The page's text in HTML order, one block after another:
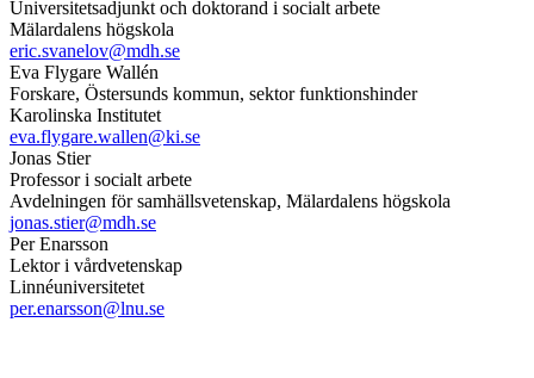
Universitetsadjunkt och doktorand i socialt arbete
Mälardalens högskola
eric.svanelov@mdh.se
Eva Flygare Wallén
Forskare, Östersunds kommun, sektor funktionshinder
Karolinska Institutet
eva.flygare.wallen@ki.se
Jonas Stier
Professor i socialt arbete
Avdelningen för samhällsvetenskap, Mälardalens högskola
jonas.stier@mdh.se
Per Enarsson
Lektor i vårdvetenskap
Linnéuniversitetet
per.enarsson@lnu.se